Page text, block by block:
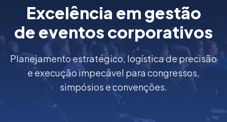
Excelência em gestão
de eventos corporativos
Planejamento estratégico, logística de precisão
e execução impecável para congressos,
simpósios e convenções.